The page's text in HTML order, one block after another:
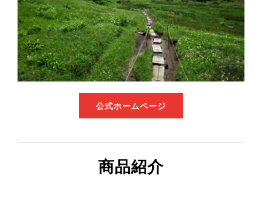
公式ホームページ
商品紹介